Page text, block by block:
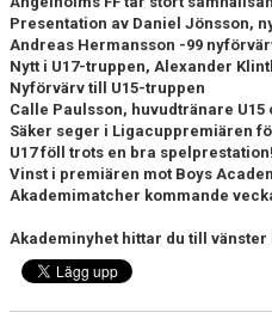
TEORI
Presentation av Daniel Jönsson,
Andreas Hermansson -99
Nytt i U17-truppen, Alexander
Nyförvärv till U15-truppen
Calle Paulsson, huvudtränare
Säker seger i Ligacuppremiären
U17 föll trots en bra spelprestation!
Vinst i premiären mot Boys
Akademimatcher kommande
Akademinyhet hittar du till vänster